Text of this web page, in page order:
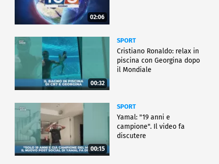
02:06
00:32
SPORT
Cristiano Ronaldo: relax in
piscina con Georgina dopo
il Mondiale
00:15
SPORT
Yamal: "19 anni e
campione". Il video fa
discutere